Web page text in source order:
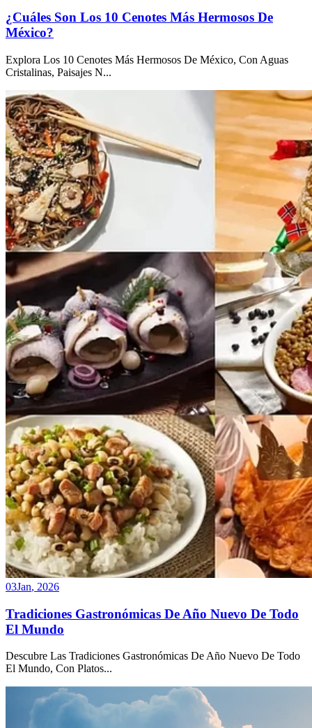
¿Cuáles Son Los 10 Cenotes Más Hermosos De
México?
Explora Los 10 Cenotes Más Hermosos De México, Con Aguas
Cristalinas, Paisajes N...
03Jan, 2026
Tradiciones Gastronómicas De Año Nuevo De Todo
El Mundo
Descubre Las Tradiciones Gastronómicas De Año Nuevo De Todo
El Mundo, Con Platos...